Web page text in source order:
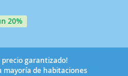
20%
precio garantizado!
mayoría de habitaciones